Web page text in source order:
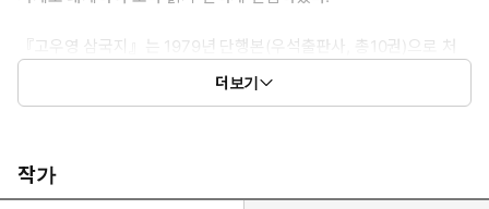
『고우영 삼국지』는 1979년 단행본(우석출판사, 총10권)으로 처
음 출간되었을 때, 심의과정에서 폭력과 선정성 등의 이유로 무려
100여 페이지가 삭제, 수정되었다. 이런 불행은 여기서 그치지 않았
"아이는 당시 군용트럭 비슷한 것에 깔려 팔 다리 몸통이 갈가리 찢
기는 사고를 당하게 된다. 아비 되는 내가 애통했던 것은 당연한 일
더보기
작가